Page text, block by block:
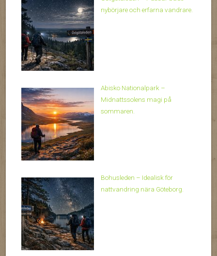
nybörjare och erfarna vandrare.
Abisko Nationalpark –
Midnattssolens magi på
sommaren.
Bohusleden – Idealisk för
nattvandring nära Göteborg.